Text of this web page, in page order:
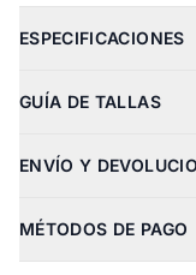
ESPECIFICACIONES
GUÍA DE TALLAS
ENVÍO Y
MÉTODOS DE PAGO